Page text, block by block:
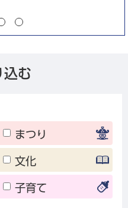
込む
まつり
文化
子育て